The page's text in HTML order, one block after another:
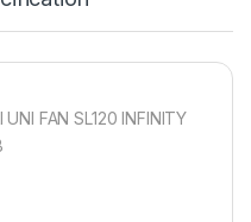
FAN SL120 INFINITY